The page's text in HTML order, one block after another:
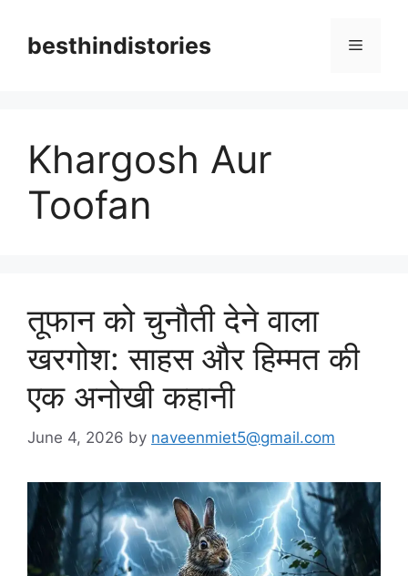
contentbesthindistories Menu
Khargosh Aur
Toofan
तूफान को चुनौती देने वाला
खरगोश: साहस और हिम्मत की
एक अनोखी कहानी
June 4, 2026 by naveenmiet5@gmail.com